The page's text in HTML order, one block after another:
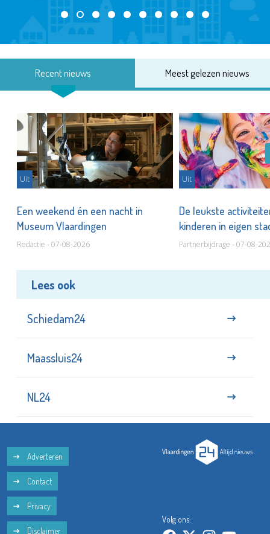
Recent nieuws Meest gelezen nieuws
Uit
Een weekend én een nacht in
Museum Vlaardingen
Redactie - 07-08-2026
Uit
De leukste
kinderen in eigen
Partnerbijdrage - 07-08-
Lees ook
Schiedam24
Maassluis24
NL24
Adverteren
Contact
Privacy
Disclaimer
Volg ons: